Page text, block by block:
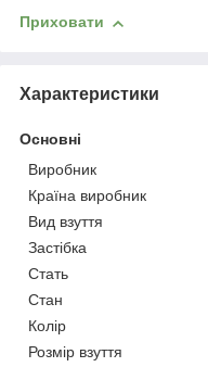
Приховати
Характеристики
Основні
Виробник
Країна виробник
Вид взуття
Застібка
Стать
Стан
Колір
Розмір взуття